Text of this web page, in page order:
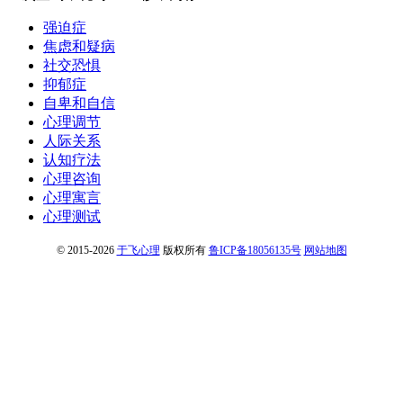
强迫症
焦虑和疑病
社交恐惧
抑郁症
自卑和自信
心理调节
人际关系
认知疗法
心理咨询
心理寓言
心理测试
© 2015-2026 于飞心理 版权所有 鲁ICP备18056135号 网站地图